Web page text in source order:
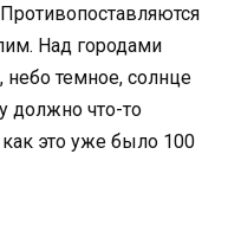
Над городами
небо темное, солнце
должно что-то
это уже было 100